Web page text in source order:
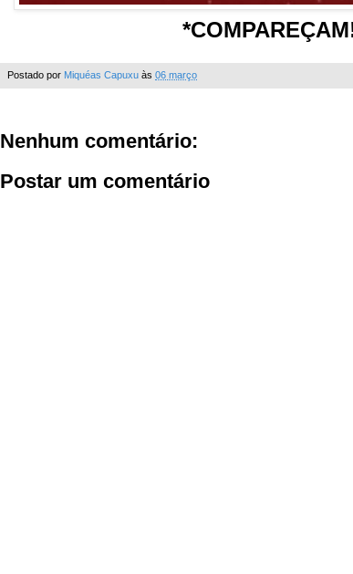
Postado por Miquéas Capuxu às 06 março
Nenhum comentário:
Postar um comentário